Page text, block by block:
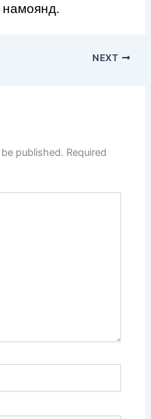
NEXT
published. Required